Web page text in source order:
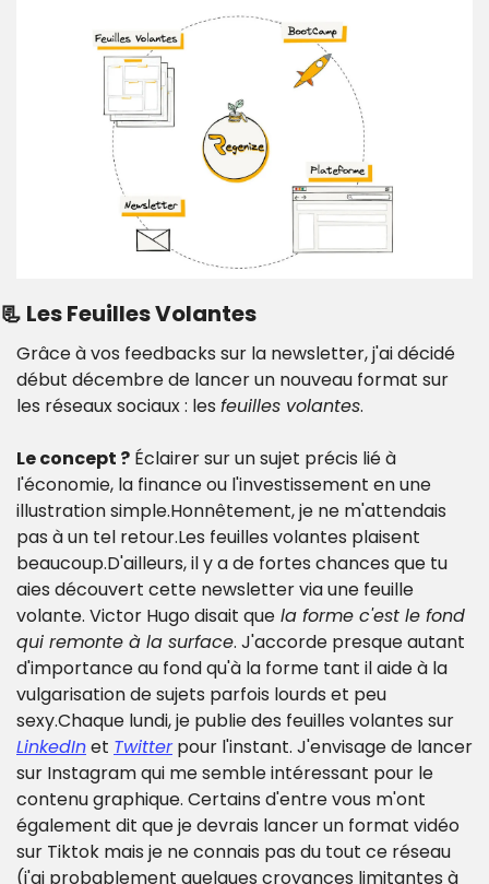
📃 Les Feuilles Volantes
Grâce à vos feedbacks sur la newsletter, j'ai décidé
début décembre de lancer un nouveau format sur
les réseaux sociaux : les feuilles volantes.
Le concept ? Éclairer sur un sujet précis lié à
l'économie, la finance ou l'investissement en une
illustration simple.Honnêtement, je ne m'attendais
pas à un tel retour.Les feuilles volantes plaisent
beaucoup.D'ailleurs, il y a de fortes chances que tu
aies découvert cette newsletter via une feuille
volante. Victor Hugo disait que la forme c'est le fond
qui remonte à la surface. J'accorde presque autant
d'importance au fond qu'à la forme tant il aide à la
vulgarisation de sujets parfois lourds et peu
sexy.
LinkedIn et Twitter pour l'instant. J'envisage de lancer
sur Instagram qui me semble intéressant pour le
contenu graphique. Certains d'entre vous m'ont
également dit que je devrais lancer un format vidéo
sur Tiktok mais je ne connais pas du tout ce réseau
(j'ai probablement quelques croyances limitantes à